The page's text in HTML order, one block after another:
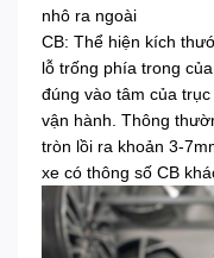
nhô ra ngoài
CB: Thể hiện kích
lỗ trống phía trong
đúng vào tâm của
vận hành. Thông
tròn lồi ra khoản 3-
xe có thông số CB